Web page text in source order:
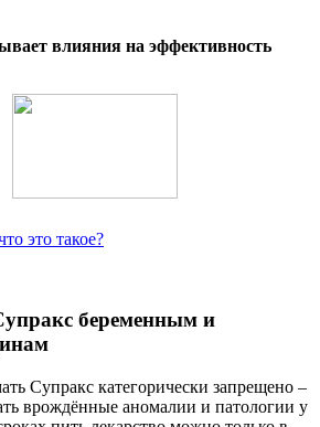
влияния на эффективность
это такое?
беременным и
Супракс категорически запрещено –
врождённые аномалии и патологии у